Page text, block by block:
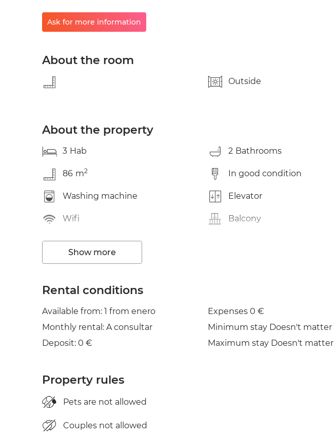
Ask for more information
About the room
Outside
About the property
3 Hab 2 Bathrooms
86 m2 In good condition
Washing machine Elevator
Wifi Balcony
Clothes line
Show more
Rental conditions
Available from: 1 from enero
Monthly rental: A consultar
Deposit: 0 €
Expenses 0 €
Minimum stay Doesn't matter
Maximum stay Doesn't matter
Property rules
Pets are not allowed
Couples not allowed